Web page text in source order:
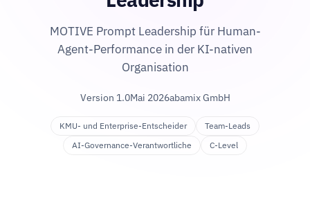
MOTIVE Prompt Leadership für Human-
Agent-Performance in der KI-nativen
Organisation
Version 1.0Mai 2026abamix GmbH
KMU- und Enterprise-Entscheider
Team-Leads
AI-Governance-Verantwortliche
C-Level